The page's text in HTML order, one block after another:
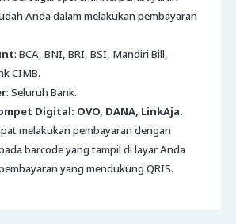
Anda dalam melakukan pembayaran
: BCA, BNI, BRI, BSI, Mandiri Bill,
CIMB.
: Seluruh Bank.
Digital: OVO, DANA, LinkAja.
melakukan pembayaran dengan
barcode yang tampil di layar Anda
yang mendukung QRIS.